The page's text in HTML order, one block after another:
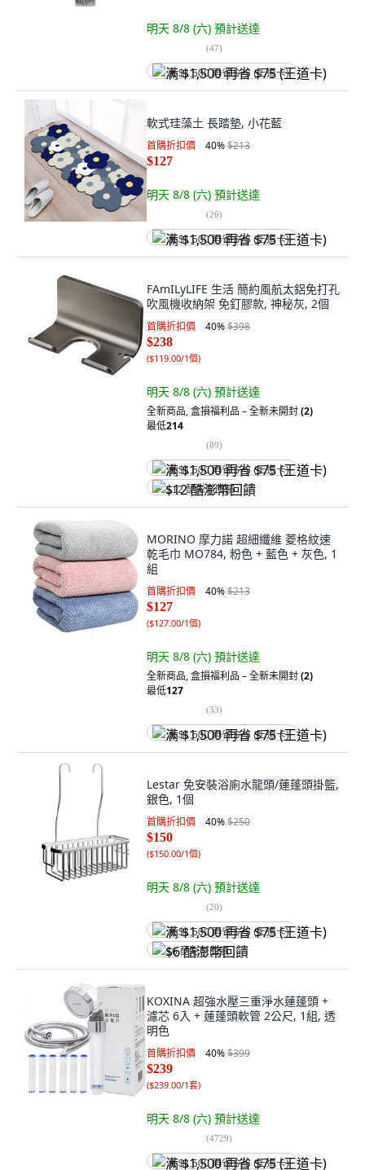
明天 8/8 (六) 預計送達
(47)
满 $1,500 再省 $75 (王道卡)
軟式珪藻土 長踏墊, 小花藍
首購折扣價 40%$213
$127
明天 8/8 (六) 預計送達
(26)
满 $1,500 再省 $75 (王道卡)
FAmILyLIFE 生活 簡約風航太鋁免打孔
吹風機收納架 免釘膠款, 神秘灰, 2個
首購折扣價 40%$398
$238
($119.00/1個)
明天 8/8 (六) 預計送達
全新商品,盒損福利品 – 全新未開封(2)
最低214
(89)
满 $1,500 再省 $75 (王道卡)
$12 酷澎幣回饋
MORINO 摩力諾 超細纖維 菱格紋速
乾毛巾 MO784, 粉色 + 藍色 + 灰色, 1
組
首購折扣價 40%$213
$127
($127.00/1個)
明天 8/8 (六) 預計送達
全新商品,盒損福利品 – 全新未開封(2)
最低127
(33)
满 $1,500 再省 $75 (王道卡)
Lestar 免安裝浴廁水龍頭/蓮蓬頭掛籃,
銀色, 1個
首購折扣價 40%$250
$150
($150.00/1個)
明天 8/8 (六) 預計送達
(20)
满 $1,500 再省 $75 (王道卡)
$6 酷澎幣回饋
KOXINA 超強水壓三重淨水蓮蓬頭 +
濾芯 6入 + 蓮蓬頭軟管 2公尺, 1組, 透
明色
首購折扣價 40%$399
$239
($239.00/1套)
明天 8/8 (六) 預計送達
(4729)
满 $1,500 再省 $75 (王道卡)